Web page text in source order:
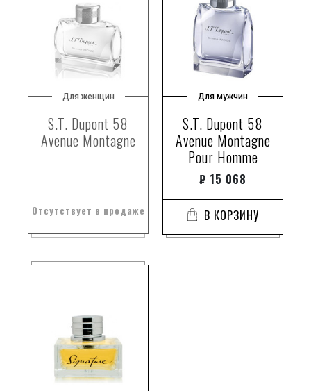
Для женщин
S.T. Dupont 58
Avenue Montagne
Отсутствует в продаже
Для мужчин
S.T. Dupont 58
Avenue Montagne
Pour Homme
₽ 15 068
В КОРЗИНУ